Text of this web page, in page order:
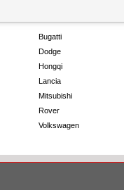
Bugatti
Dodge
Hongqi
Lancia
Mitsubishi
Rover
Volkswagen